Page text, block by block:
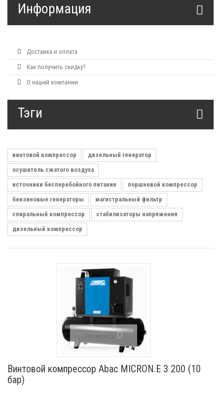
Информация
Доставка и оплата
Как получить скидку?
О нашей компании
Тэги
винтовой компрессор
дизельный генератор
осушитель сжатого воздуха
источники бесперебойного питания
поршневой компрессор
бензиновые генераторы
магистральный фильтр
спиральный компрессор
стабилизаторы напряжения
дизельный компрессор
Винтовой компрессор Abac MICRON.E 3 200 (10
бар)